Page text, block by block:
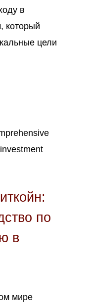
в
который
цели
по
в
мире